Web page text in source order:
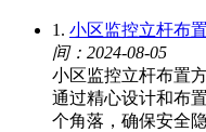
1. 小区监控立杆布
间：2024-08-05
小区监控立杆布置
通过精心设计和布
个角落，确保安全